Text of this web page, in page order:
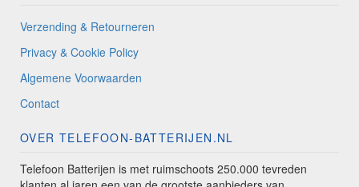
Verzending & Retourneren
Privacy & Cookie Policy
Algemene Voorwaarden
Contact
OVER TELEFOON-BATTERIJEN.NL
Telefoon Batterijen is met ruimschoots 250.000 tevreden